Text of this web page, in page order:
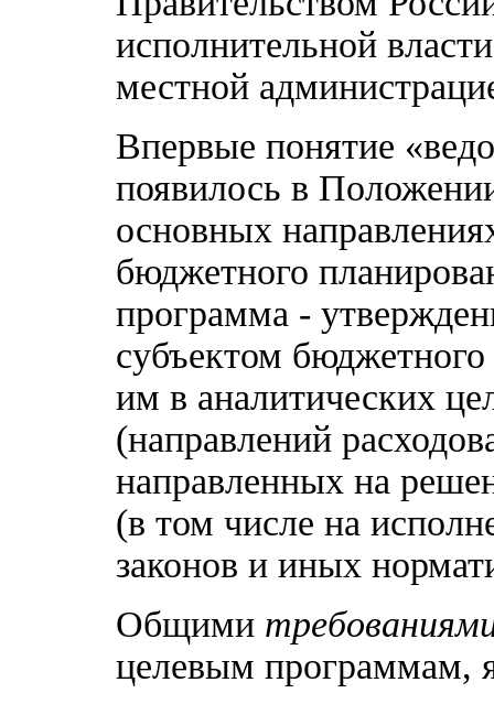
исполнительной
местной
Впервые понятие
появилось в
основных
бюджетного
программа -
субъектом
им в аналитических
(направлений
направленных на
(в том числе на
законов и иных
Общими
целевым программам,